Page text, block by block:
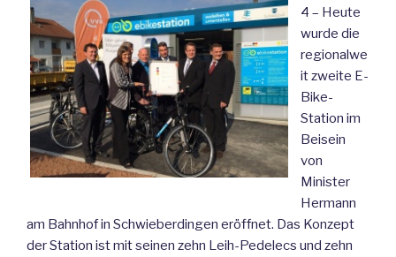
4 – Heute
wurde die
regionalwe
it zweite E-
Bike-
Station im
Beisein
von
Minister
Hermann
am Bahnhof in Schwieberdingen eröffnet. Das Konzept
der Station ist mit seinen zehn Leih-Pedelecs und zehn